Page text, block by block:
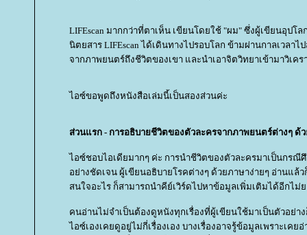
LIFEscan มากกว่าที่ตาเห็น เขียนโดยใช้ "ผม" ซึ่งผู้เขียนอุปโ
นิตยสาร LIFEscan ได้เดินทางไปรอบโลก ข้ามผ่านกาลเวลา
จากภาพยนตร์ถึงชีวิตของเขา และนำเอาจิตวิทยาเข้ามาวิเคร
ไอซ์ขอพูดถึงหนังสือเล่มนี้เป็นสองส่วนค่ะ
ส่วนแรก - การอธิบายชีวิตของตัวละครจากภาพยนตร์ต่างๆ ด้
ไอซ์ชอบไอเดียมากๆ ค่ะ การนำชีวิตของตัวละครมาเป็นกรณี
อย่างชัดเจน ผู้เขียนอธิบายโรคต่างๆ ด้วยภาษาง่ายๆ อ่านแล้ว
สนใจอะไร ก็สามารถนำคีย์เวิร์ดไปหาข้อมูลเพิ่มเติมได้อีกไม่
คนอ่านไม่จำเป็นต้องดูหนังทุกเรื่องที่ผู้เขียนใช้มาเป็นตัวอย่า
ไอซ์เองเคยดูอยู่ไม่กี่เรื่องเอง บางเรื่องอาจรู้ข้อมูลเพราะเค